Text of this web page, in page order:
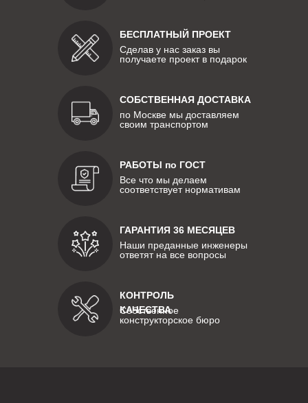
БЕСПЛАТНЫЙ ПРОЕКТ
Сделав у нас заказ вы
получаете проект в подарок
СОБСТВЕННАЯ ДОСТАВКА
по Москве мы доставляем
своим транспортом
РАБОТЫ по ГОСТ
Все что мы делаем
соответствует нормативам
КОНТРОЛЬ
КАЧЕСТВА
Собственное
конструкторское бюро
ГАРАНТИЯ 36 МЕСЯЦЕВ
Наши преданные инженеры
ответят на все вопросы